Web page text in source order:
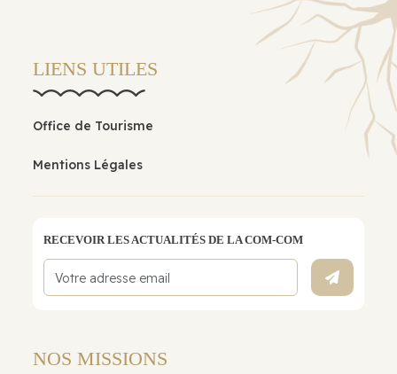
LIENS UTILES
Office de Tourisme
Mentions Légales
RECEVOIR LES ACTUALITÉS DE LA COM-COM
NOS MISSIONS